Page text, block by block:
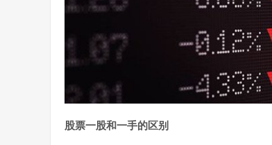
股票一股和一手的区别